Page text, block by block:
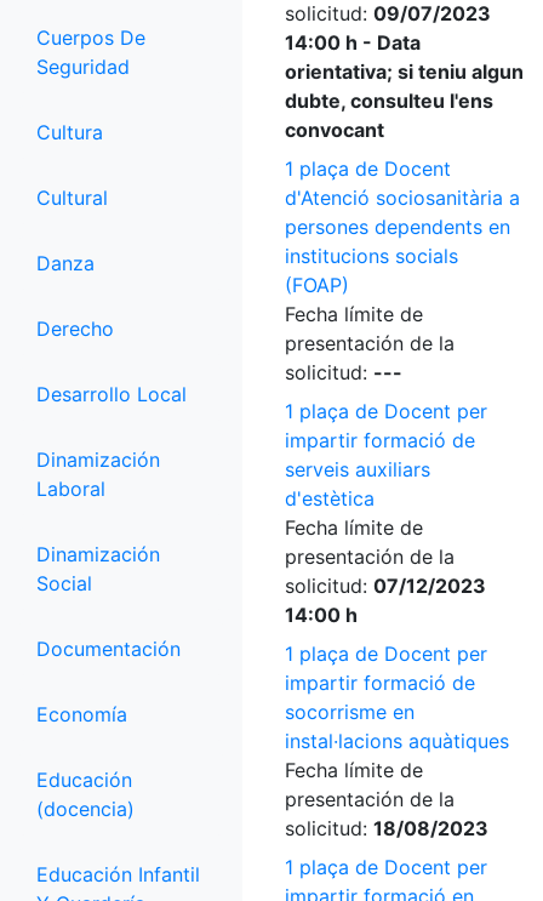
Cuerpos De
Seguridad
Cultura
Cultural
Danza
Derecho
Desarrollo Local
Dinamización
Laboral
Dinamización
Social
Documentación
Economía
Educación
(docencia)
Educación Infantil
solicitud: 09/07/2023
14:00 h - Data
orientativa; si teniu algun
dubte, consulteu l'ens
convocant
1 plaça de Docent
d'Atenció sociosanitària a
persones dependents en
institucions socials
(FOAP)
Fecha límite de
presentación de la
solicitud: ---
1 plaça de Docent per
impartir formació de
serveis auxiliars
d'estètica
Fecha límite de
presentación de la
solicitud: 07/12/2023
14:00 h
1 plaça de Docent per
impartir formació de
socorrisme en
instal·lacions aquàtiques
Fecha límite de
presentación de la
solicitud: 18/08/2023
1 plaça de Docent per
impartir formació en